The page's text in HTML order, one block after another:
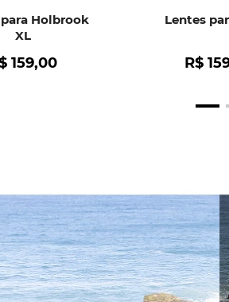
Holbrook
XL
159,00
Lentes
R$